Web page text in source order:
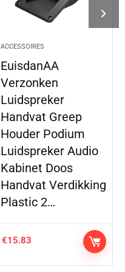
ACCESSOIRES
EuisdanAA
Verzonken
Luidspreker
Handvat Greep
Houder Podium
Luidspreker Audio
Kabinet Doos
Handvat Verdikking
Plastic 2…
€15.83